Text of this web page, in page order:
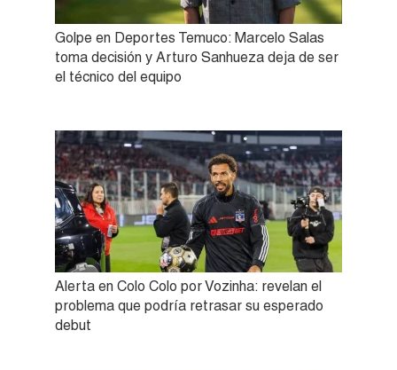
Golpe en Deportes Temuco: Marcelo Salas
toma decisión y Arturo Sanhueza deja de ser
el técnico del equipo
Alerta en Colo Colo por Vozinha: revelan el
problema que podría retrasar su esperado
debut